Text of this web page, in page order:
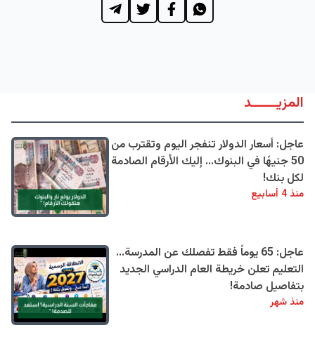
المزيــــــد
عاجل: أسعار الدولار تنفجر اليوم وتقترب من
50 جنيهًا في البنوك... إليك الأرقام الصادمة
لكل بنك!
منذ 4 أسابيع
عاجل: 65 يوماً فقط تفصلك عن المدرسة...
التعليم تعلن خريطة العام الدراسي الجديد
بتفاصيل صادمة!
منذ شهر